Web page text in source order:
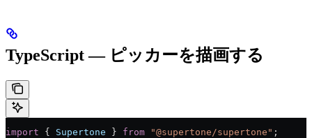
TypeScript — ピッカーを描画する
import { Supertone } from "@supertone/supertone" ;